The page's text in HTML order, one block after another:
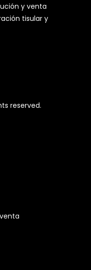
y venta
tisular y
reserved.